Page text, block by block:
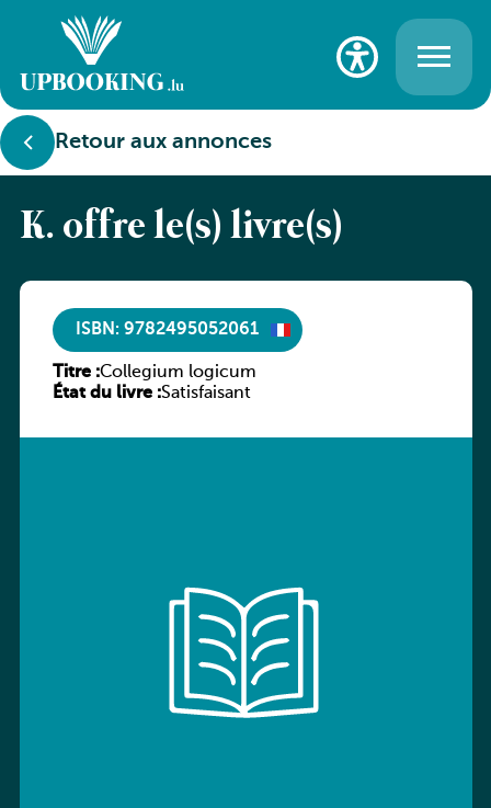
Retour aux annonces
K. offre le(s) livre(s)
ISBN: 9782495052061
Titre :Collegium logicum
État du livre :Satisfaisant